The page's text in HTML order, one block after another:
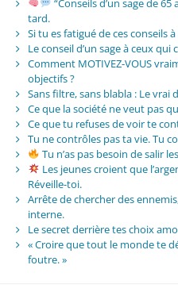
tard.
Si tu es fatigué de ces conseils
Le conseil d’un sage à ceux
Comment MOTIVEZ-VOUS
objectifs ?
Sans filtre, sans blabla : Le vrai
Ce que la société ne veut pas
Ce que tu refuses de voir te
Tu ne contrôles pas ta vie. Tu
Tu n’as pas besoin de salir
Les jeunes croient que
Réveille-toi.
Arrête de chercher des
interne.
Le secret derrière tes choix
« Croire que tout le monde te
foutre. »